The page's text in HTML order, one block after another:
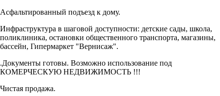
Асфальтированный подъезд к дому.
Инфраструктура в шаговой доступности: детские сады, школа,
поликлиника, остановки общественного транспорта, магазины,
бассейн, Гипермаркет "Вернисаж".
.Документы готовы. Возможно использование под
КОМЕРЧЕСКУЮ НЕДВИЖИМОСТЬ !!!
Чистая продажа.